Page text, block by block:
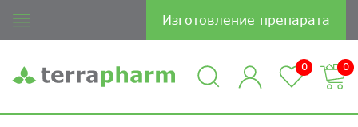
Изготовление препарата
0 0